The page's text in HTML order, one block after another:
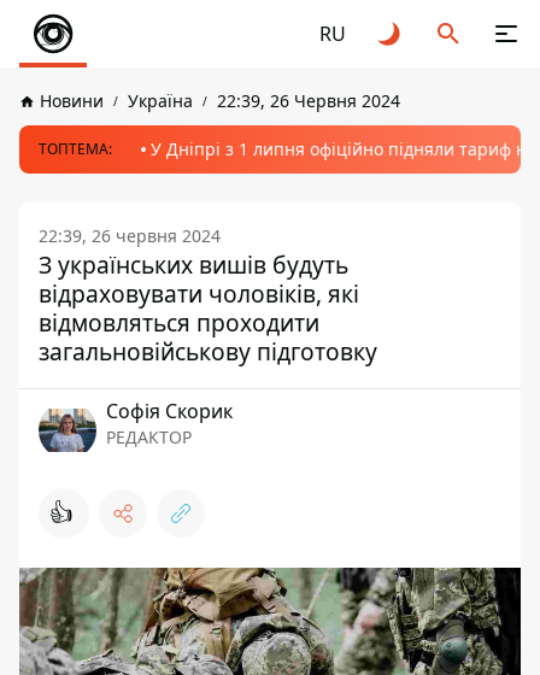
RU
Новини Україна 22:39, 26 Червня 2024
ТОПТЕМА: У Дніпрі з 1 липня офіційно підняли тариф
22:39, 26 червня 2024
З українських вишів будуть
відраховувати чоловіків, які
відмовляться проходити
загальновійськову підготовку
Софія Скорик
РЕДАКТОР
👍